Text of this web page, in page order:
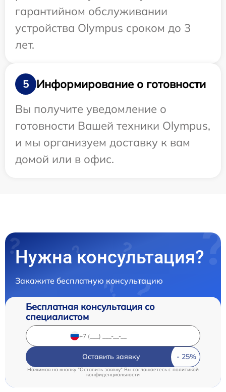
гарантийном обслуживании
устройства Olympus сроком до 3
лет.
5
Информирование о готовности
Вы получите уведомление о
готовности Вашей техники Olympus,
и мы организуем доставку к вам
домой или в офис.
Нужна консультация?
Закажите бесплатную консультацию
Бесплатная консультация со
специалистом
Оставить заявку
Нажимая на кнопку "Оставить заявку" Вы соглашаетесь c политикой
конфиденциальности